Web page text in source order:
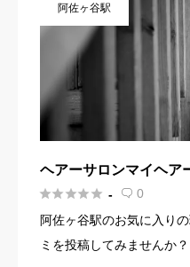
ンクなど機能を […]
阿佐ヶ谷駅
ヘアーサロンマイヘア
 -  0
阿佐ヶ谷駅のお気に入り
ミを投稿してみませんか